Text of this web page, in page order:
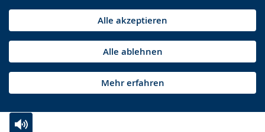
Alle akzeptieren
Alle ablehnen
Mehr erfahren